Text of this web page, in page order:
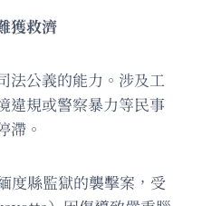
獲救濟
法公義的能力。涉及工
違規或警察暴力等民事
滯。
度縣監獄的襲擊案，受